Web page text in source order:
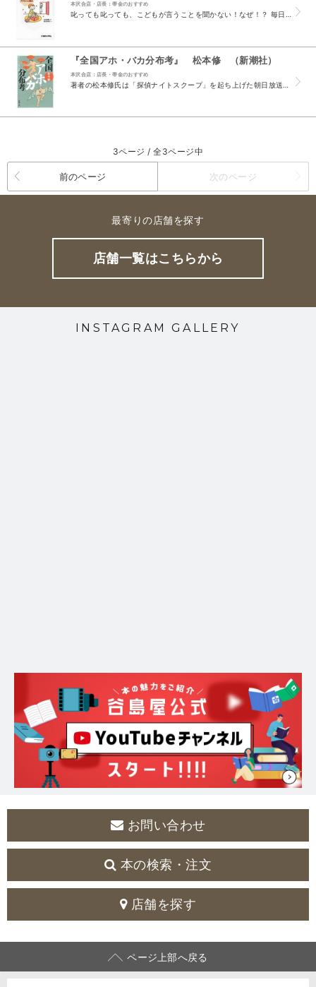
本沢合店・店長：帯金のおすすめ
叱っても叱っても、こどもが言うことを聞かない！なぜ！？ 毎日お忙しいお母様、たまには息抜きしたいお母様。 本書は著者がアドラー心理学を学び、「自分からやる子に育てる」、 「イライラしない子育て...
『全国アホ・バカ分布考』 松本修 （新潮社）
本沢合店：店長・帯金のおすすめ
著者の松本修氏は「探偵ナイトスクープ」を起ち上げた朝日放送の敏腕プロデューサーであった。 番組に送られてきた１枚の葉書から、アホとバカの境界線を探るという依頼に応えることになるのだが、これが意...
3ページ / 全3ページ中
前のページ 次のページ
最寄りの店舗を探す
店舗一覧はこちらから
INSTAGRAM GALLERY
お問い合わせ
本の検索・注文
店舗を探す
ページ上部へ戻る